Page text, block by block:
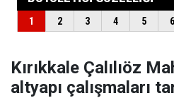
Kırıkkale Çalılıöz
altyapı çalışmaları